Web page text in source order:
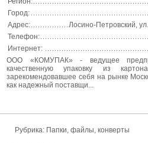
Город:
Адрес:
Лосино-Петровский,
Телефон:
Интернет:
ООО «КОМУПАК» - ведущее
качественную упаковку из
зарекомендовавшее себя на рынке
как надежный поставщи...
Рубрика: Папки, файлы, конверты